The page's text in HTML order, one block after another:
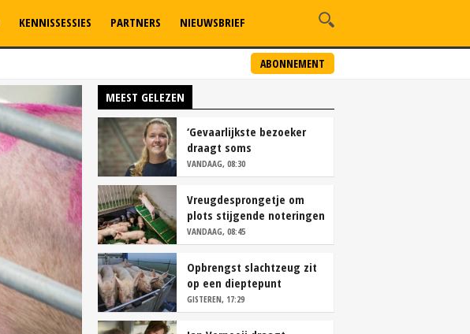
ABONNEMENT
KENNISSESSIES PARTNERS NIEUWSBRIEF
MEEST GELEZEN
‘Gevaarlijkste bezoeker
draagt soms
overschoenen’
VANDAAG, 08:30
Vreugdesprongetje om
plots stijgende noteringen
VANDAAG, 08:45
Opbrengst slachtzeug zit
op een dieptepunt
GISTEREN, 17:29